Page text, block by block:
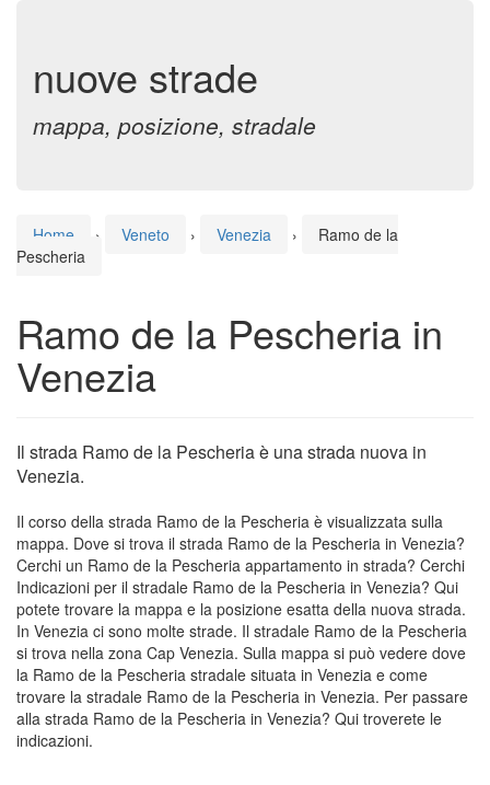
nuove strade
mappa, posizione, stradale
Home › Veneto › Venezia ›
Ramo de la
Pescheria
Ramo de la Pescheria in
Venezia
Il strada Ramo de la Pescheria è una strada nuova in
Venezia.
Il corso della strada Ramo de la Pescheria è visualizzata sulla
mappa. Dove si trova il strada Ramo de la Pescheria in Venezia?
Cerchi un Ramo de la Pescheria appartamento in strada? Cerchi
Indicazioni per il stradale Ramo de la Pescheria in Venezia? Qui
potete trovare la mappa e la posizione esatta della nuova strada.
In Venezia ci sono molte strade. Il stradale Ramo de la Pescheria
si trova nella zona Cap Venezia. Sulla mappa si può vedere dove
la Ramo de la Pescheria stradale situata in Venezia e come
trovare la stradale Ramo de la Pescheria in Venezia. Per passare
alla strada Ramo de la Pescheria in Venezia? Qui troverete le
indicazioni.